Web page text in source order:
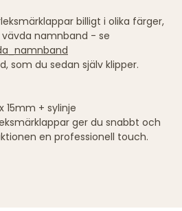
billigt i olika färger,
namnband - se
som du sedan själv klipper.
15mm + sylinje
ger du snabbt och
en professionell touch.